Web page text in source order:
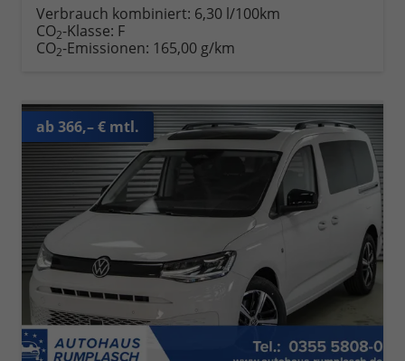
Verbrauch kombiniert: 6,30 l/100km
CO2-Klasse: F
CO2-Emissionen: 165,00 g/km
ab 366,– € mtl.